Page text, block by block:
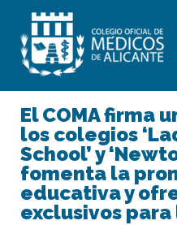
El COMA firma
los colegios
School’ y
fomenta la
educativa y
exclusivos